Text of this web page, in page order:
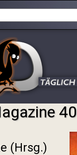
40
(Hrsg.)